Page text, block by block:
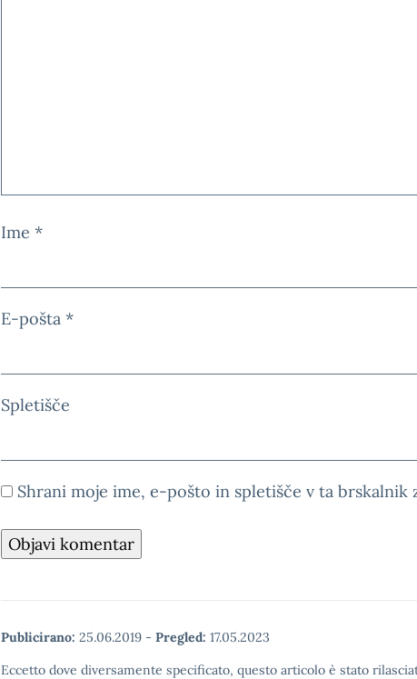
Ime *
E-pošta *
Spletišče
Shrani moje ime, e-pošto in spletišče v ta brskalnik
Publicirano: 25.06.2019 - Pregled: 17.05.2023
Eccetto dove diversamente specificato, questo articolo è stato